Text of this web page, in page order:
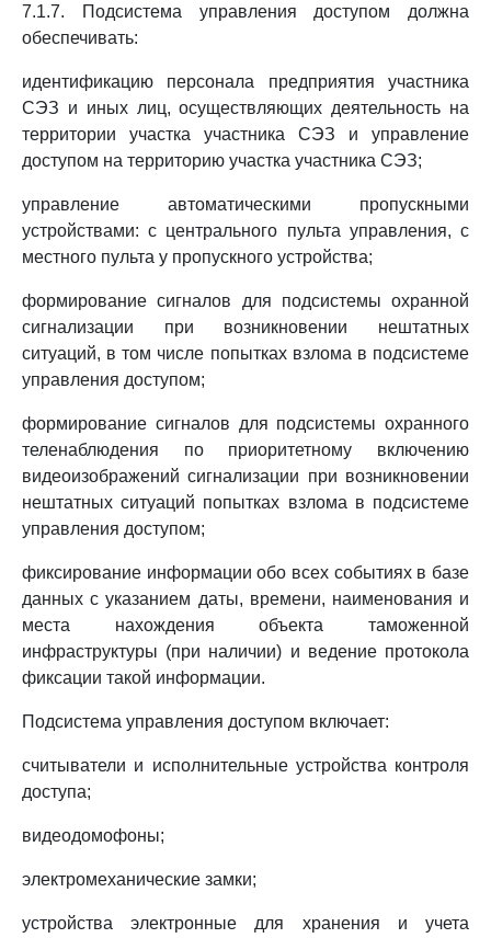
7.1.7. Подсистема управления доступом должна
обеспечивать:
идентификацию персонала предприятия участника
СЭЗ и иных лиц, осуществляющих деятельность на
территории участка участника СЭЗ и управление
доступом на территорию участка участника СЭЗ;
управление автоматическими пропускными
устройствами: с центрального пульта управления, с
местного пульта у пропускного устройства;
формирование сигналов для подсистемы охранной
сигнализации при возникновении нештатных
ситуаций, в том числе попытках взлома в подсистеме
управления доступом;
формирование сигналов для подсистемы охранного
теленаблюдения по приоритетному включению
видеоизображений сигнализации при возникновении
нештатных ситуаций попытках взлома в подсистеме
управления доступом;
фиксирование информации обо всех событиях в базе
данных с указанием даты, времени, наименования и
места нахождения объекта таможенной
инфраструктуры (при наличии) и ведение протокола
фиксации такой информации.
Подсистема управления доступом включает:
считыватели и исполнительные устройства контроля
доступа;
видеодомофоны;
электромеханические замки;
устройства электронные для хранения и учета